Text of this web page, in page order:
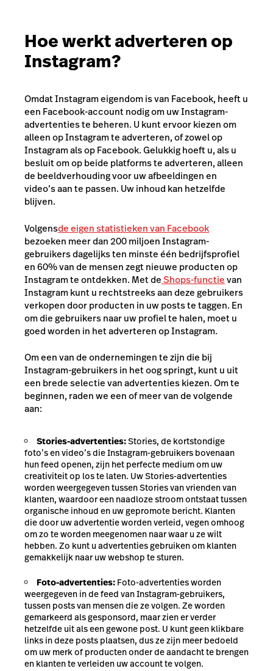
Hoe werkt adverteren op
Instagram?
Omdat Instagram eigendom is van Facebook, heeft u
een Facebook-account nodig om uw Instagram-
advertenties te beheren. U kunt ervoor kiezen om
alleen op Instagram te adverteren, of zowel op
Instagram als op Facebook. Gelukkig hoeft u, als u
besluit om op beide platforms te adverteren, alleen
de beeldverhouding voor uw afbeeldingen en
video’s aan te passen. Uw inhoud kan hetzelfde
blijven.
Volgensde eigen statistieken van Facebook
bezoeken meer dan 200 miljoen Instagram-
gebruikers dagelijks ten minste één bedrijfsprofiel
en 60% van de mensen zegt nieuwe producten op
Instagram te ontdekken. Met deShops-functievan
Instagram kunt u rechtstreeks aan deze gebruikers
verkopen door producten in uw posts te taggen. En
om die gebruikers naar uw profiel te halen, moet u
goed worden in het adverteren op Instagram.
Om een van de ondernemingen te zijn die bij
Instagram-gebruikers in het oog springt, kunt u uit
een brede selectie van advertenties kiezen. Om te
beginnen, raden we een of meer van de volgende
aan:
Stories-advertenties:Stories, de kortstondige
foto’s en video’s die Instagram-gebruikers bovenaan
hun feed openen, zijn het perfecte medium om uw
creativiteit op los te laten. Uw Stories-advertenties
worden weergegeven tussen Stories van vrienden van
klanten, waardoor een naadloze stroom ontstaat tussen
organische inhoud en uw gepromote bericht. Klanten
die door uw advertentie worden verleid, vegen omhoog
om zo te worden meegenomen naar waar u ze wilt
hebben. Zo kunt u advertenties gebruiken om klanten
gemakkelijk naar uw webshop te sturen.
Foto-advertenties: Foto-advertenties worden
weergegeven in de feed van Instagram-gebruikers,
tussen posts van mensen die ze volgen. Ze worden
gemarkeerd als gesponsord, maar zien er verder
hetzelfde uit als een gewone post. U kunt geen klikbare
links in deze posts plaatsen, dus ze zijn meer bedoeld
om uw merk of producten onder de aandacht te brengen
en klanten te verleiden uw account te volgen.